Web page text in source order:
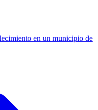
en un municipio de